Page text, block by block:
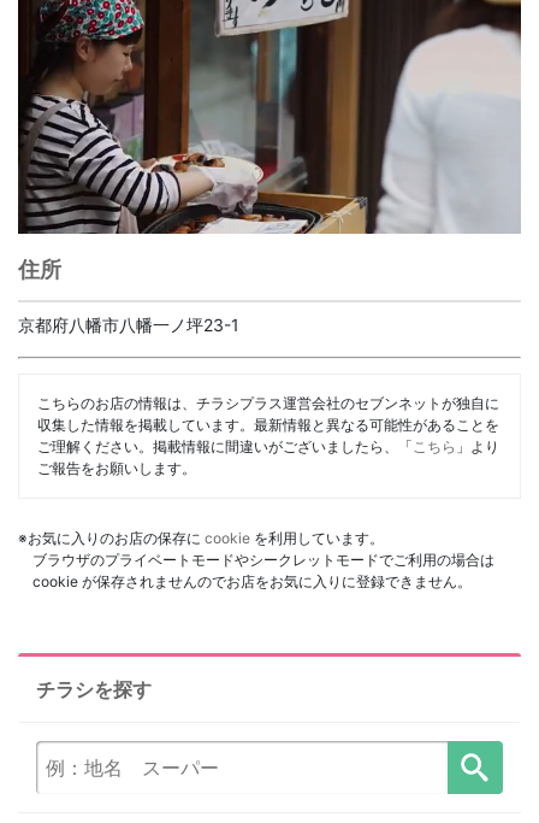
住所
京都府八幡市八幡一ノ坪23-1
こちらのお店の情報は、チラシプラス運営会社のセブンネットが独自に
収集した情報を掲載しています。最新情報と異なる可能性があることを
ご理解ください。掲載情報に間違いがございましたら、「 こちら 」より
ご報告をお願いします。
※お気に入りのお店の保存に cookie を利用しています。
ブラウザのプライベートモードやシークレットモードでご利用の場合は
cookie が保存されませんのでお店をお気に入りに登録できません。
チラシを探す